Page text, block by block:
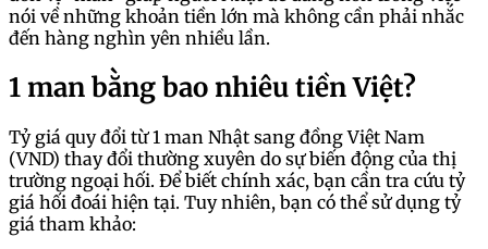
nói về những khoản tiền lớn mà không cần phải nhắc
đến hàng nghìn yên nhiều lần.
1 man bằng bao nhiêu tiền Việt?
Tỷ giá quy đổi từ 1 man Nhật sang đồng Việt Nam
(VND) thay đổi thường xuyên do sự biến động của thị
trường ngoại hối. Để biết chính xác, bạn cần tra cứu tỷ
giá hối đoái hiện tại. Tuy nhiên, bạn có thể sử dụng tỷ
giá tham khảo: